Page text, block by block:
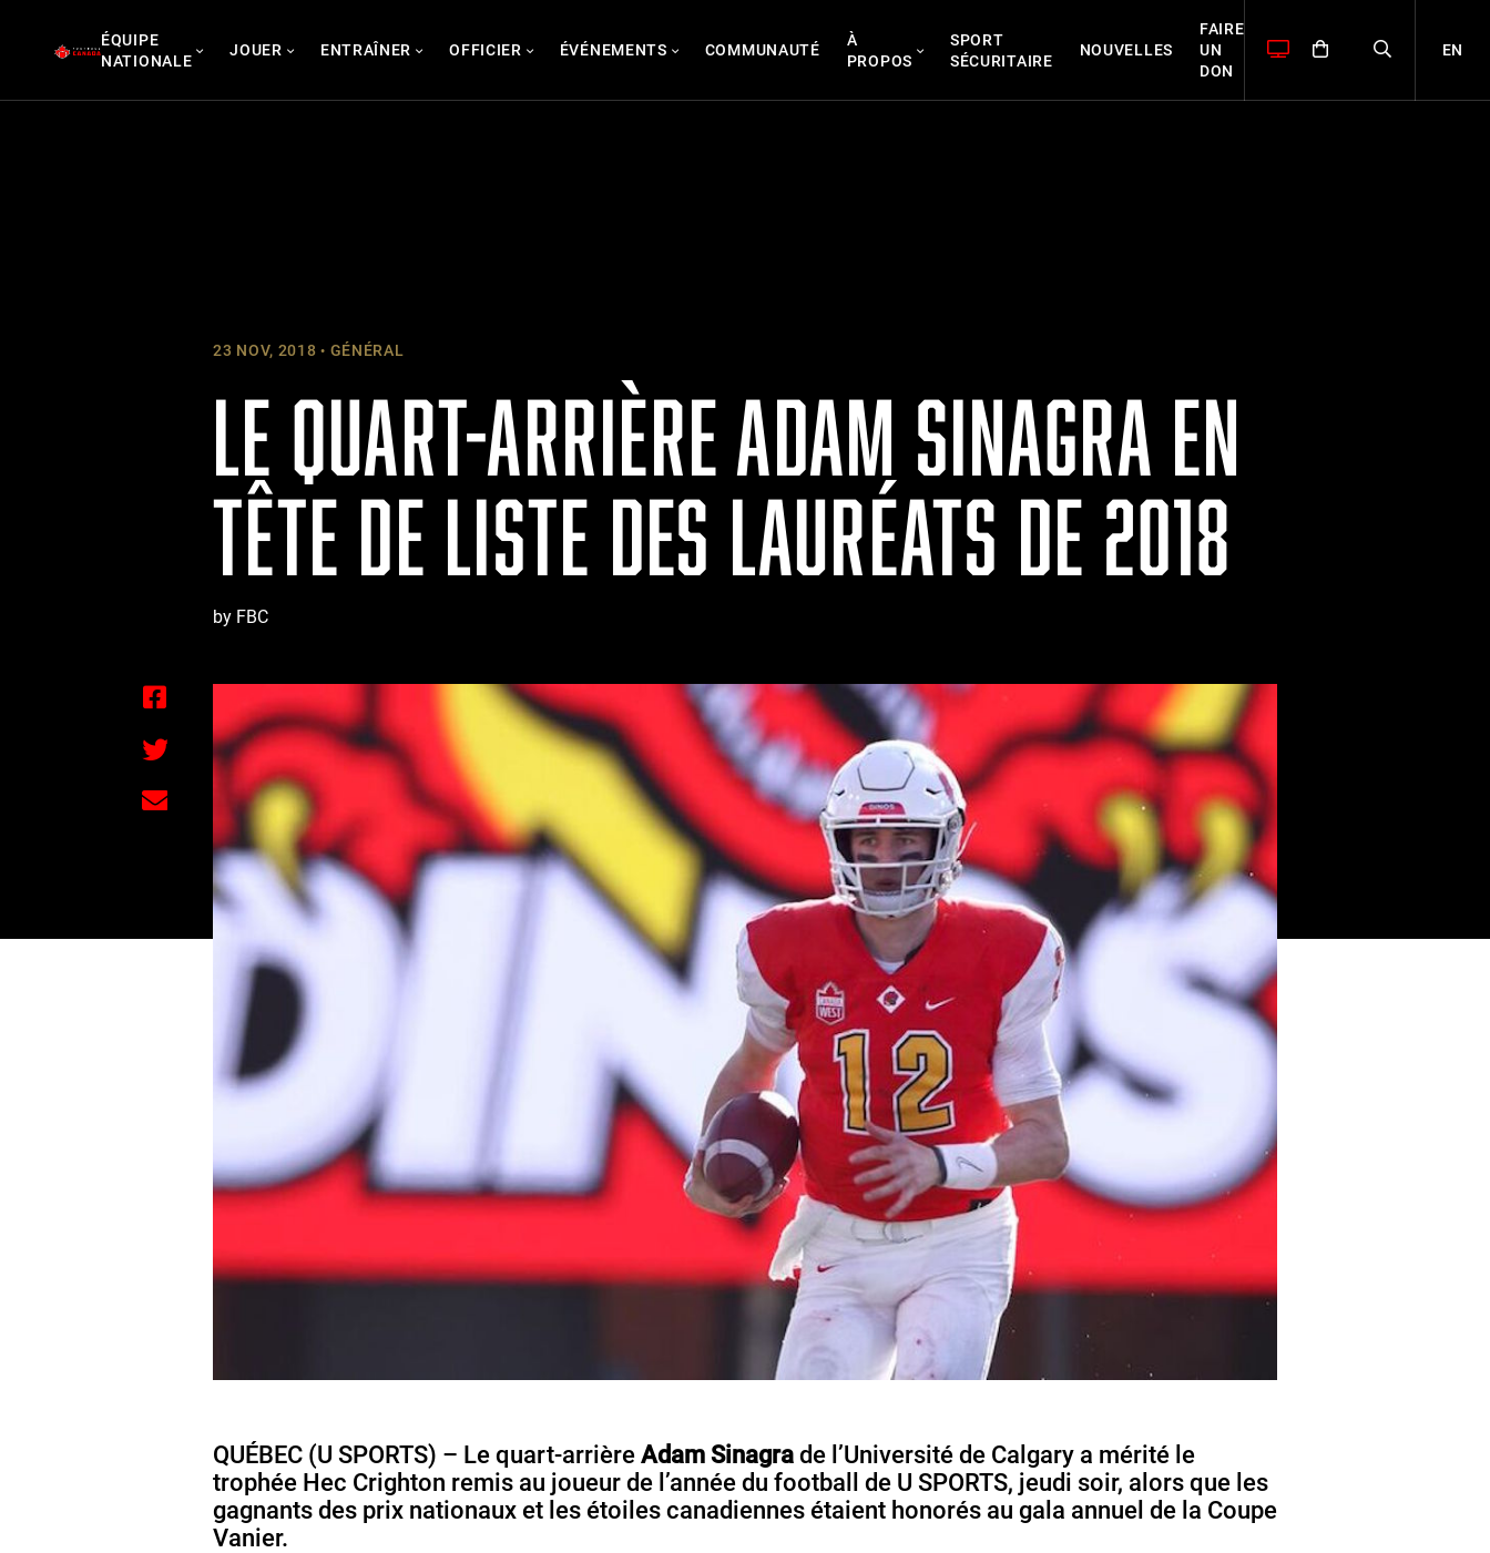
ÉQUIPE
NATIONALE
JOUER ENTRAÎNER OFFICIER ÉVÉNEMENTS COMMUNAUTÉ
À
PROPOS
SPORT
SÉCURITAIRE
NOUVELLES
FAIRE
UN
DON
EN
23 NOV, 2018 GÉNÉRAL
LE QUART-ARRIÈRE ADAM SINAGRA EN
TÊTE DE LISTE DES LAURÉATS DE 2018
by FBC
QUÉBEC (U SPORTS) – Le quart-arrière Adam Sinagra de l’Université de Calgary a mérité le
trophée Hec Crighton remis au joueur de l’année du football de U SPORTS, jeudi soir, alors que les
gagnants des prix nationaux et les étoiles canadiennes étaient honorés au gala annuel de la Coupe
Vanier.